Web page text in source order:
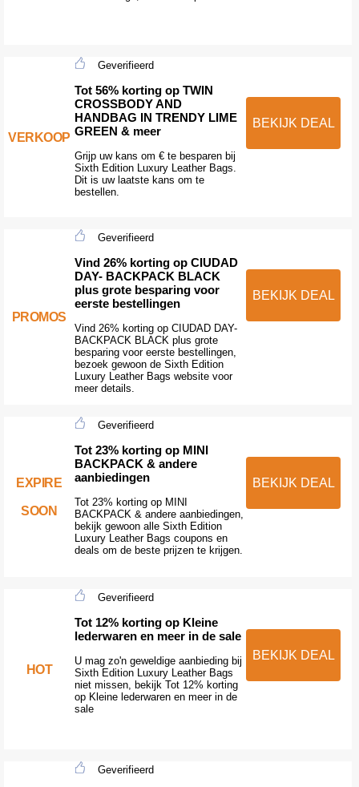
VERKOOP
Geverifieerd
Tot 56% korting op TWIN
CROSSBODY AND
HANDBAG IN TRENDY LIME
GREEN & meer
Grijp uw kans om € te besparen bij
Sixth Edition Luxury Leather Bags.
Dit is uw laatste kans om te
bestellen.
BEKIJK DEAL
PROMOS
Geverifieerd
Vind 26% korting op CIUDAD
DAY- BACKPACK BLACK
plus grote besparing voor
eerste bestellingen
Vind 26% korting op CIUDAD DAY-
BACKPACK BLACK plus grote
besparing voor eerste bestellingen,
bezoek gewoon de Sixth Edition
Luxury Leather Bags website voor
meer details.
BEKIJK DEAL
EXPIRE
SOON
Geverifieerd
Tot 23% korting op MINI
BACKPACK & andere
aanbiedingen
Tot 23% korting op MINI
BACKPACK & andere aanbiedingen,
bekijk gewoon alle Sixth Edition
Luxury Leather Bags coupons en
deals om de beste prijzen te krijgen.
BEKIJK DEAL
HOT
Geverifieerd
Tot 12% korting op Kleine
lederwaren en meer in de sale
U mag zo'n geweldige aanbieding bij
Sixth Edition Luxury Leather Bags
niet missen, bekijk Tot 12% korting
op Kleine lederwaren en meer in de
sale
BEKIJK DEAL
Geverifieerd